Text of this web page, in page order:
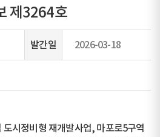
제3264호
발간일 2026-03-18
시정비형 재개발사업, 마포로5구역